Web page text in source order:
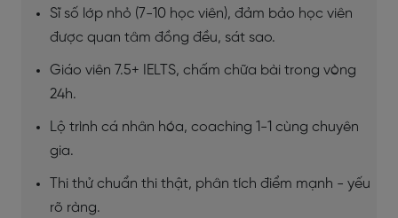
Sĩ số lớp nhỏ (7-10 học viên), đảm bảo học viên
được quan tâm đồng đều, sát sao.
Giáo viên 7.5+ IELTS, chấm chữa bài trong vòng
24h.
Lộ trình cá nhân hóa, coaching 1-1 cùng chuyên
gia.
Thi thử chuẩn thi thật, phân tích điểm mạnh - yếu
rõ ràng.